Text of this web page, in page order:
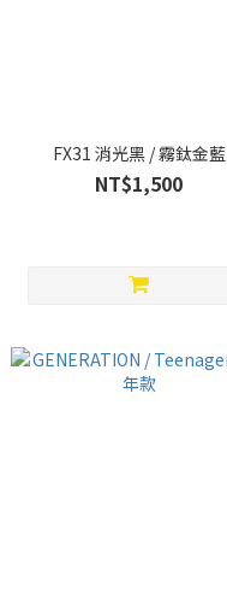
FX31 消光黑 / 霧鈦金藍
NT$1,500